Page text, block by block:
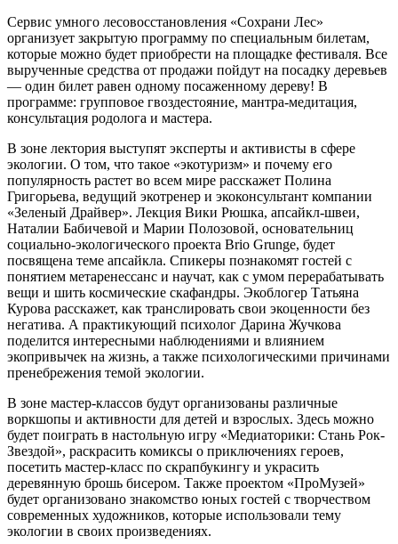
Сервис умного лесовосстановления «Сохрани Лес»
организует закрытую программу по специальным билетам,
которые можно будет приобрести на площадке фестиваля. Все
вырученные средства от продажи пойдут на посадку деревьев
— один билет равен одному посаженному дереву! В
программе: групповое гвоздестояние, мантра-медитация,
консультация родолога и мастера.
В зоне лектория выступят эксперты и активисты в сфере
экологии. О том, что такое «экотуризм» и почему его
популярность растет во всем мире расскажет Полина
Григорьева, ведущий экотренер и экоконсультант компании
«Зеленый Драйвер». Лекция Вики Рюшка, апсайкл-швеи,
Наталии Бабичевой и Марии Полозовой, основательниц
социально-экологического проекта Brio Grunge, будет
посвящена теме апсайкла. Спикеры познакомят гостей с
понятием метаренессанс и научат, как с умом перерабатывать
вещи и шить космические скафандры. Экоблогер Татьяна
Курова расскажет, как транслировать свои экоценности без
негатива. А практикующий психолог Дарина Жучкова
поделится интересными наблюдениями и влиянием
экопривычек на жизнь, а также психологическими причинами
пренебрежения темой экологии.
В зоне мастер-классов будут организованы различные
воркшопы и активности для детей и взрослых. Здесь можно
будет поиграть в настольную игру «Медиаторики: Стань Рок-
Звездой», раскрасить комиксы о приключениях героев,
посетить мастер-класс по скрапбукингу и украсить
деревянную брошь бисером. Также проектом «ПроМузей»
будет организовано знакомство юных гостей с творчеством
современных художников, которые использовали тему
экологии в своих произведениях.